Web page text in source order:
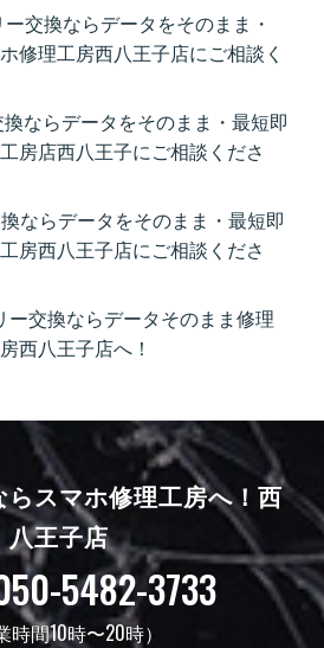
交換ならデータをそのまま・
修理工房西八王子店にご相談く
ならデータをそのまま・最短即
房店西八王子にご相談くださ
ならデータをそのまま・最短即
房西八王子店にご相談くださ
交換ならデータそのまま修理
西八王子店へ！
スマホ修理工房へ！ 西
八王子店
5482-3733
時間10時〜20時）